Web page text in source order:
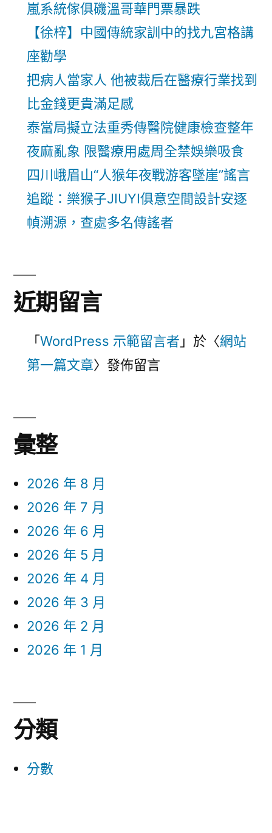
嵐系統傢俱磯溫哥華門票暴跌
【徐梓】中國傳統家訓中的找九宮格講
座勸學
把病人當家人 他被裁后在醫療行業找到
比金錢更貴滿足感
泰當局擬立法重秀傳醫院健康檢查整年
夜麻亂象 限醫療用處周全禁娛樂吸食
四川峨眉山“人猴年夜戰游客墜崖”謠言
追蹤：樂猴子JIUYI俱意空間設計安逐
幀溯源，查處多名傳謠者
近期留言
「 WordPress 示範留言者 」於〈網站
第一篇文章〉發佈留言
彙整
2026 年 8 月
2026 年 7 月
2026 年 6 月
2026 年 5 月
2026 年 4 月
2026 年 3 月
2026 年 2 月
2026 年 1 月
分類
分數